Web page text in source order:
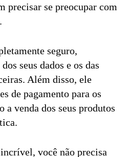
precisar se preocupar com
seguro,
seus dados e os das
Além disso, ele
de pagamento para os
a venda dos seus produtos
você não precisa